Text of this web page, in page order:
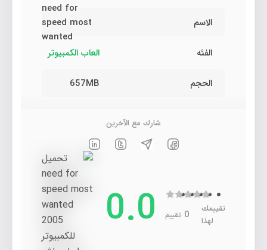
الاسم
need for
speed most
wanted
الفئه
العاب الكمبيوتر
الحجم 657MB
شارك مع الآخرين
تقييمك
لهذا
0 تقييم 0.0